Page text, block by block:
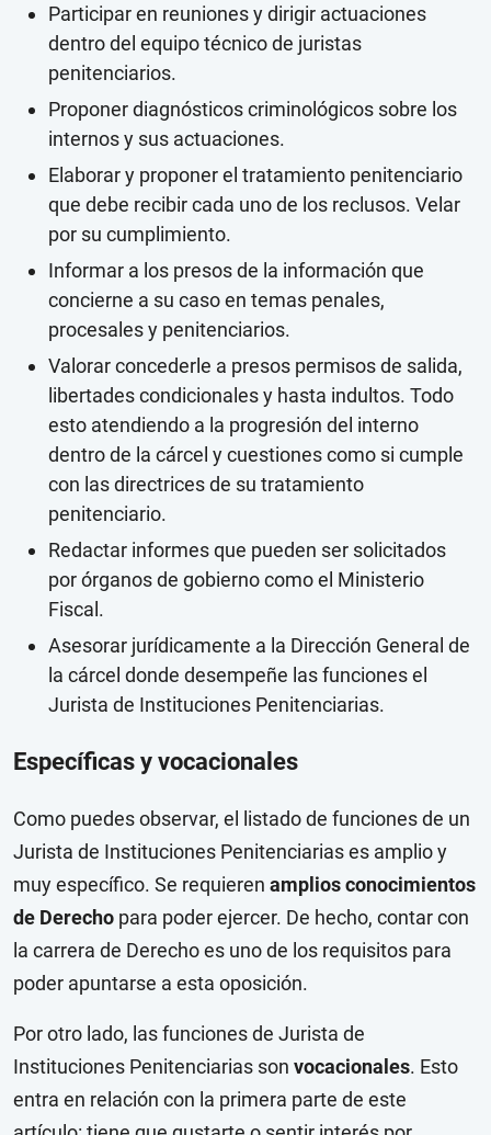
Participar en reuniones y dirigir actuaciones
dentro del equipo técnico de juristas
penitenciarios.
Proponer diagnósticos criminológicos sobre los
internos y sus actuaciones.
Elaborar y proponer el tratamiento penitenciario
que debe recibir cada uno de los reclusos. Velar
por su cumplimiento.
Informar a los presos de la información que
concierne a su caso en temas penales,
procesales y penitenciarios.
Valorar concederle a presos permisos de salida,
libertades condicionales y hasta indultos. Todo
esto atendiendo a la progresión del interno
dentro de la cárcel y cuestiones como si cumple
con las directrices de su tratamiento
penitenciario.
Redactar informes que pueden ser solicitados
por órganos de gobierno como el Ministerio
Fiscal.
Asesorar jurídicamente a la Dirección General de
la cárcel donde desempeñe las funciones el
Jurista de Instituciones Penitenciarias.
Específicas y vocacionales
Como puedes observar, el listado de funciones de un
Jurista de Instituciones Penitenciarias es amplio y
muy específico. Se requieren amplios conocimientos
de Derecho para poder ejercer. De hecho, contar con
la carrera de Derecho es uno de los requisitos para
poder apuntarse a esta oposición.
Por otro lado, las funciones de Jurista de
Instituciones Penitenciarias son vocacionales. Esto
entra en relación con la primera parte de este